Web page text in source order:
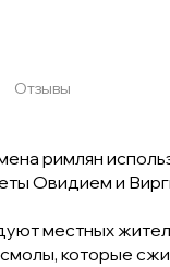
Отзывы
римлян
Овидием и
местных
которые